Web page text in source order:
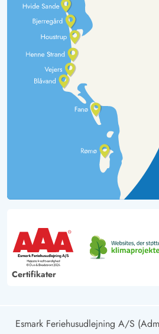
Certifikater
Esmark Feriehusudlejning A/S